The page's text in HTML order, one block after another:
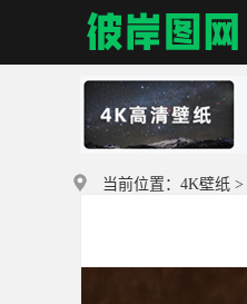
首页
当前位置： 4K壁纸 >